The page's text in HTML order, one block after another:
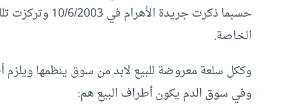
حسبما ذكرت
الخاصة.‏
وككل سلعة معروضة للبيع لابد من سوق ينظمها ويلزم
وفي سوق الدم يكون أطراف البيع هم: